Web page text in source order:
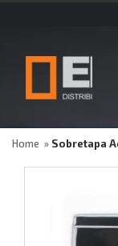
Home Sobretapa